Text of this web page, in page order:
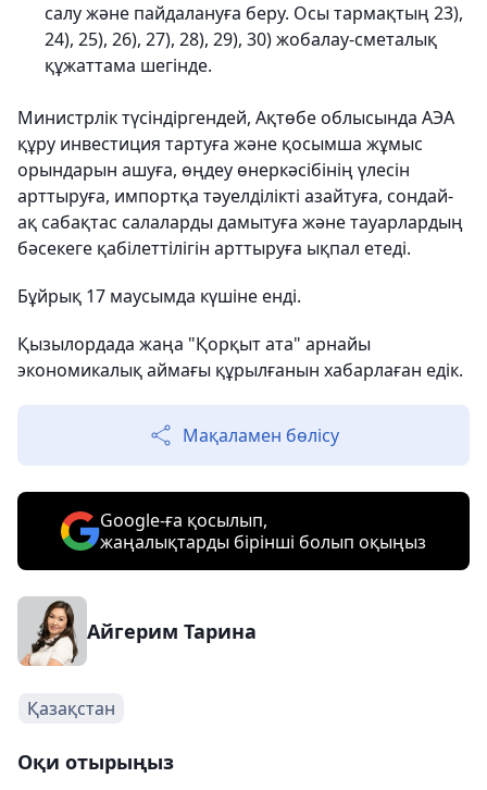
салу және пайдалануға беру. Осы тармақтың 23),
24), 25), 26), 27), 28), 29), 30) жобалау-сметалық
құжаттама шегінде.
Министрлік түсіндіргендей, Ақтөбе облысында АЭА
құру инвестиция тартуға және қосымша жұмыс
орындарын ашуға, өңдеу өнеркәсібінің үлесін
арттыруға, импортқа тәуелділікті азайтуға, сондай-
ақ сабақтас салаларды дамытуға және тауарлардың
бәсекеге қабілеттілігін арттыруға ықпал етеді.
Бұйрық 17 маусымда күшіне енді.
Қызылордада жаңа "Қорқыт ата" арнайы
экономикалық аймағы құрылғанын хабарлаған едік.
Мақаламен бөлісу
Google-ға қосылып,
жаңалықтарды бірінші болып оқыңыз
Айгерим Тарина
Қазақстан
Оқи отырыңыз